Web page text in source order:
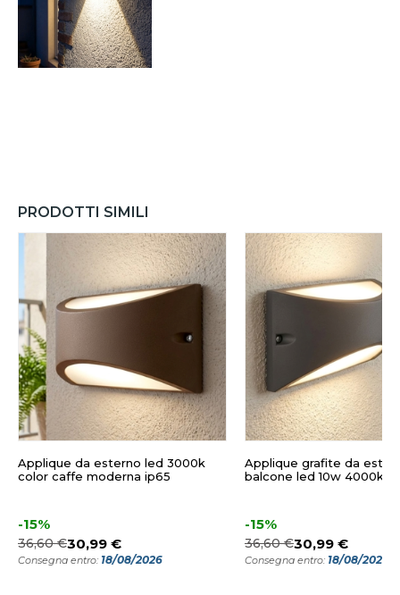
PRODOTTI SIMILI
Applique da esterno led 3000k
color caffe moderna ip65
-15%
36,60 €30,99 €
Consegna entro: 18/08/2026
Applique grafite da
balcone led 10w 4000k
-15%
36,60 €30,99 €
Consegna entro: 18/08/2026